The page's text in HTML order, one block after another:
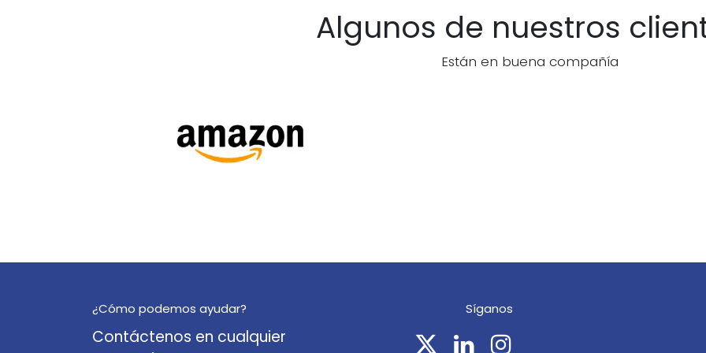
Algunos de nuestros
Están en buena compañía
¿Cómo podemos ayudar?
Contáctenos en cualquier
Síganos